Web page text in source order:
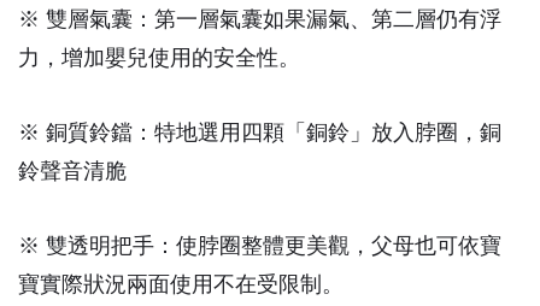
※ 雙層氣囊：第一層氣囊如果漏氣、第二層仍有浮
力，增加嬰兒使用的安全性。
※ 銅質鈴鐺：特地選用四顆「銅鈴」放入脖圈，銅
鈴聲音清脆
※ 雙透明把手：使脖圈整體更美觀，父母也可依寶
寶實際狀況兩面使用不在受限制。